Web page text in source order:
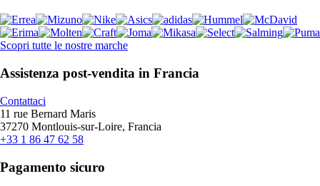
Scopri tutte le nostre marche
Assistenza post-vendita in Francia
Contattaci
11 rue Bernard Maris
37270 Montlouis-sur-Loire, Francia
+33 1 86 47 62 58
Pagamento sicuro